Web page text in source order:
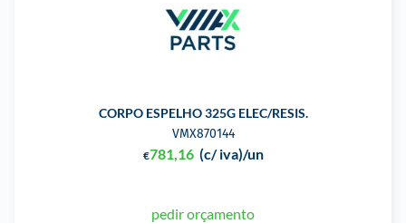
CORPO ESPELHO 325G ELEC/RESIS.
VMX870144
€781,16 (c/ iva)/un
pedir orçamento